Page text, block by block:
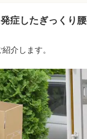
症したぎっくり腰
介します。